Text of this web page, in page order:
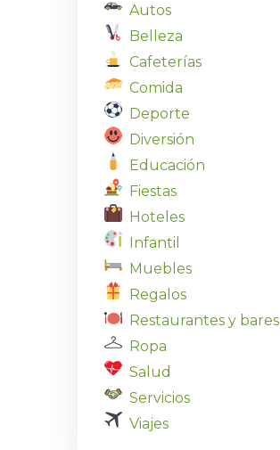
Autos
Belleza
Cafeterías
Comida
Deporte
Diversión
Educación
Fiestas
Hoteles
Infantil
Muebles
Regalos
Restaurantes y bares
Ropa
Salud
Servicios
Viajes